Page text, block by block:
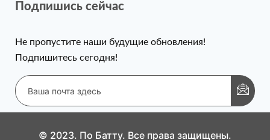
Подпишись сейчас
Не пропустите наши будущие обновления!
Подпишитесь сегодня!
© 2023. По Батту. Все права защищены.